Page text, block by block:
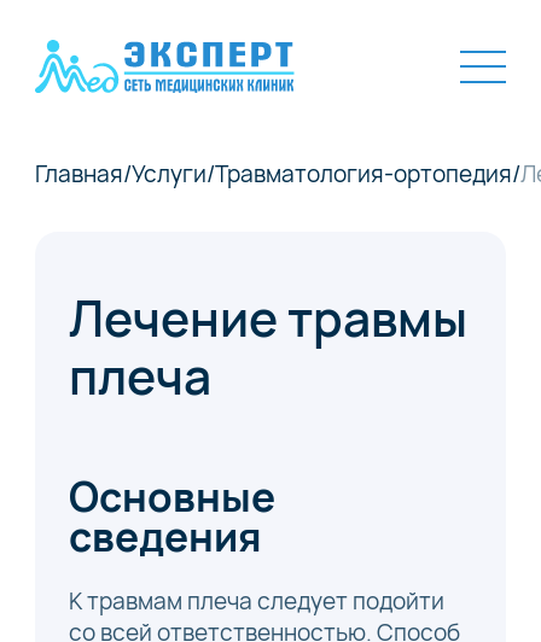
Главная/Услуги/Травматология-ортопедия/
Лечение травмы
плеча
Основные
сведения
К травмам плеча следует подойти
со всей ответственностью. Способ